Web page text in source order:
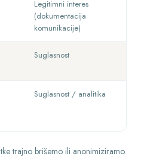
Legitimni interes
(dokumentacija
komunikacije)
Suglasnost
Suglasnost / analitika
trajno brišemo ili anonimiziramo.